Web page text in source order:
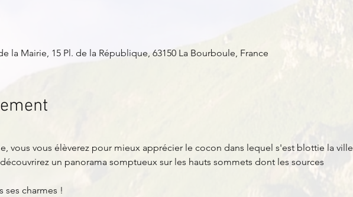
la Mairie, 15 Pl. de la République, 63150 La Bourboule, France
vous vous élèverez pour mieux apprécier le cocon dans lequel s'est blottie la ville
un panorama somptueux sur les hauts sommets dont les sources
ses charmes !